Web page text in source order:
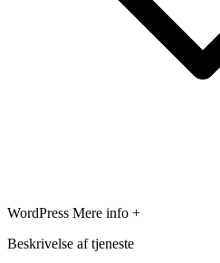
WordPress Mere info +
Beskrivelse af tjeneste